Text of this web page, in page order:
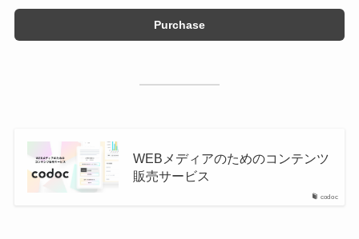
Purchase
codoc
WEBメディアのためのコンテンツ
販売サービス